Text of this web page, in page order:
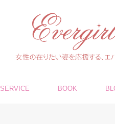
SERVICE BOOK